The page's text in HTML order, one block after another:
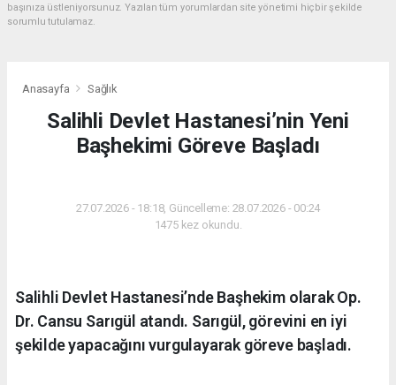
başınıza üstleniyorsunuz. Yazılan tüm yorumlardan site yönetimi hiçbir şekilde
sorumlu tutulamaz.
Anasayfa Sağlık
Salihli Devlet Hastanesi’nin Yeni
Başhekimi Göreve Başladı
27.07.2026 - 18:18, Güncelleme: 28.07.2026 - 00:24
1475 kez okundu.
Salihli Devlet Hastanesi’nde Başhekim olarak Op.
Dr. Cansu Sarıgül atandı. Sarıgül, görevini en iyi
şekilde yapacağını vurgulayarak göreve başladı.